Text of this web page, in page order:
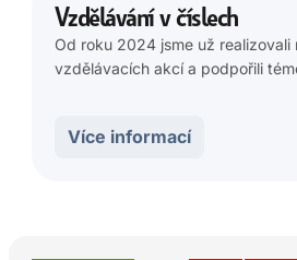
Vzdělávání v číslech
Od roku 2024 jsme už realizovali
vzdělávacích akcí a podpořili
Více informací